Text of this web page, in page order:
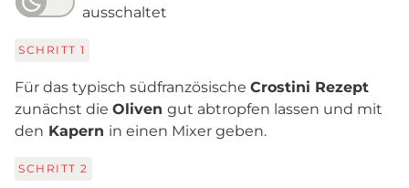
ausschaltet
SCHRITT 1
Für das typisch südfranzösische Crostini Rezept
zunächst die Oliven gut abtropfen lassen und mit
den Kapern in einen Mixer geben.
SCHRITT 2